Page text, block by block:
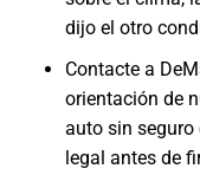
dijo el otro
Contacte a
orientación de
auto sin seguro
legal antes de